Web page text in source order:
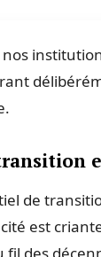
de
est
fil des